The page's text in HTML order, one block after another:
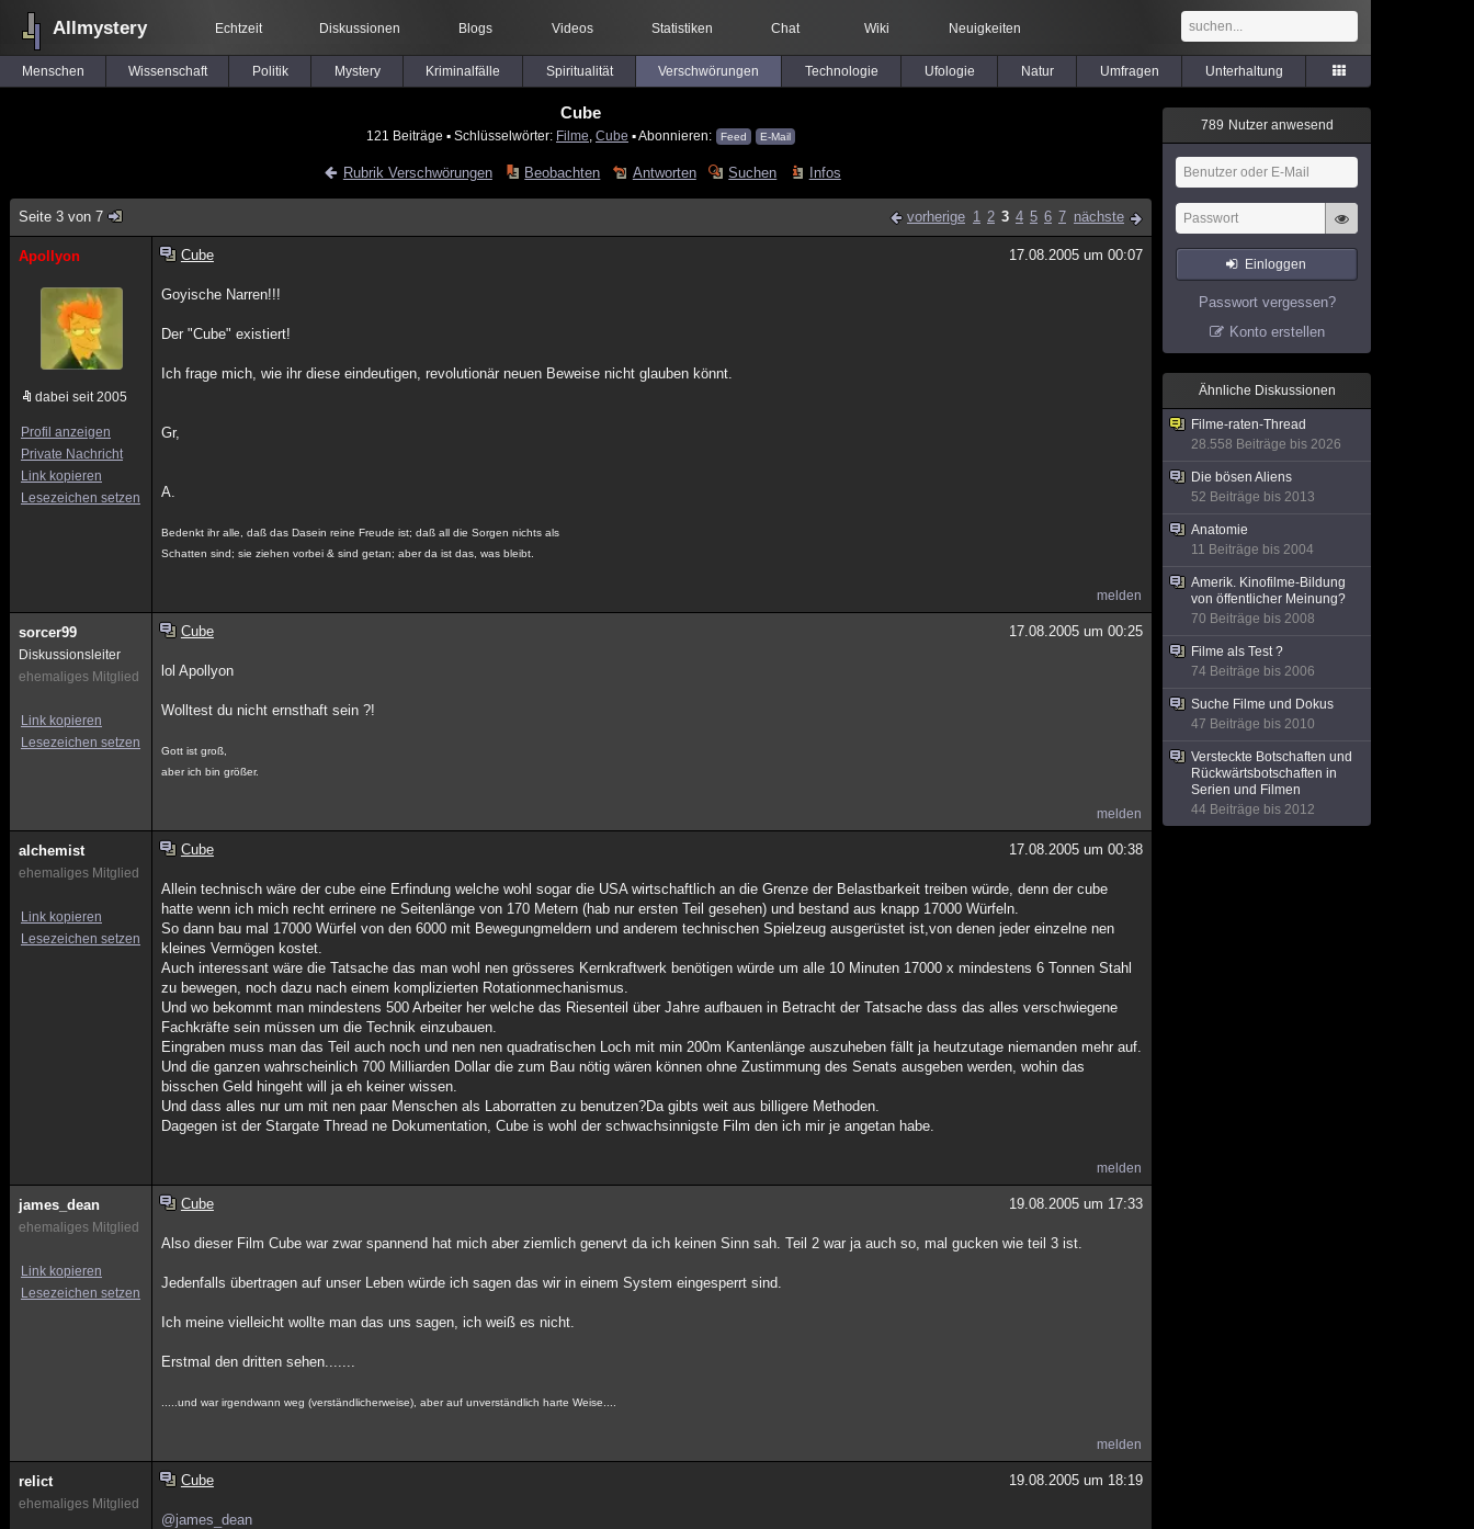
Allmystery Echtzeit Diskussionen Blogs Videos Statistiken Chat Wiki Neuigkeiten
Menschen Wissenschaft Politik Mystery Kriminalfälle Spiritualität Verschwörungen Technologie Ufologie Natur Umfragen Unterhaltung
Cube
121 Beiträge ▪ Schlüsselwörter: Filme Cube ▪ Abonnieren: Feed E-Mail
Rubrik Verschwörungen Beobachten Antworten Suchen Infos
Seite 3 von 7 vorherige 1 2 3 4 5 6 7 nächste
Apollyon
dabei seit 2005
Profil anzeigen
Private Nachricht
Link kopieren
Lesezeichen setzen
Cube 17.08.2005 um 00:07
Goyische Narren!!!
Der "Cube" existiert!
Ich frage mich, wie ihr diese eindeutigen, revolutionär neuen Beweise nicht glauben könnt.
Gr,
A.
Bedenkt ihr alle, daß das Dasein reine Freude ist; daß all die Sorgen nichts als
Schatten sind; sie ziehen vorbei & sind getan; aber da ist das, was bleibt.
melden
sorcer99
Diskussionsleiter
ehemaliges Mitglied
Link kopieren
Lesezeichen setzen
Cube 17.08.2005 um 00:25
lol Apollyon
Wolltest du nicht ernsthaft sein ?!
Gott ist groß,
aber ich bin größer.
melden
alchemist
ehemaliges Mitglied
Link kopieren
Lesezeichen setzen
Cube 17.08.2005 um 00:38
Allein technisch wäre der cube eine Erfindung welche wohl sogar die USA wirtschaftlich an die Grenze der Belastbarkeit treiben würde, denn der cube
hatte wenn ich mich recht errinere ne Seitenlänge von 170 Metern (hab nur ersten Teil gesehen) und bestand aus knapp 17000 Würfeln.
So dann bau mal 17000 Würfel von den 6000 mit Bewegungmeldern und anderem technischen Spielzeug ausgerüstet ist,von denen jeder einzelne nen
kleines Vermögen kostet.
Auch interessant wäre die Tatsache das man wohl nen grösseres Kernkraftwerk benötigen würde um alle 10 Minuten 17000 x mindestens 6 Tonnen Stahl
zu bewegen, noch dazu nach einem komplizierten Rotationmechanismus.
Und wo bekommt man mindestens 500 Arbeiter her welche das Riesenteil über Jahre aufbauen in Betracht der Tatsache dass das alles verschwiegene
Fachkräfte sein müssen um die Technik einzubauen.
Eingraben muss man das Teil auch noch und nen nen quadratischen Loch mit min 200m Kantenlänge auszuheben fällt ja heutzutage niemanden mehr auf.
Und die ganzen wahrscheinlich 700 Milliarden Dollar die zum Bau nötig wären können ohne Zustimmung des Senats ausgeben werden, wohin das
bisschen Geld hingeht will ja eh keiner wissen.
Und dass alles nur um mit nen paar Menschen als Laborratten zu benutzen?Da gibts weit aus billigere Methoden.
Dagegen ist der Stargate Thread ne Dokumentation, Cube is wohl der schwachsinnigste Film den ich mir je angetan habe.
melden
james_dean
ehemaliges Mitglied
Link kopieren
Lesezeichen setzen
Cube 19.08.2005 um 17:33
Also dieser Film Cube war zwar spannend hat mich aber ziemlich genervt da ich keinen Sinn sah. Teil 2 war ja auch so, mal gucken wie teil 3 ist.
Jedenfalls übertragen auf unser Leben würde ich sagen das wir in einem System eingesperrt sind.
Ich meine vielleicht wollte man das uns sagen, ich weiß es nicht.
Erstmal den dritten sehen.......
.....und war irgendwann weg (verständlicherweise), aber auf unverständlich harte Weise....
melden
relict
ehemaliges Mitglied
Cube 19.08.2005 um 18:19
@james_dean
789 Nutzer anwesend
Einloggen
Passwort vergessen?
Konto erstellen
Ähnliche Diskussionen
Filme-raten-Thread
28.558 Beiträge bis 2026
Die bösen Aliens
52 Beiträge bis 2013
Anatomie
11 Beiträge bis 2004
Amerik. Kinofilme-Bildung
von öffentlicher Meinung?
70 Beiträge bis 2008
Filme als Test ?
74 Beiträge bis 2006
Suche Filme und Dokus
47 Beiträge bis 2010
Versteckte Botschaften und
Rückwärtsbotschaften in
Serien und Filmen
44 Beiträge bis 2012